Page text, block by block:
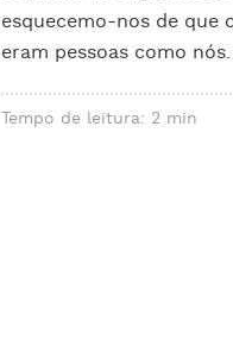
esquecemo-nos de que
eram pessoas como
Tempo de leitura: 2 min